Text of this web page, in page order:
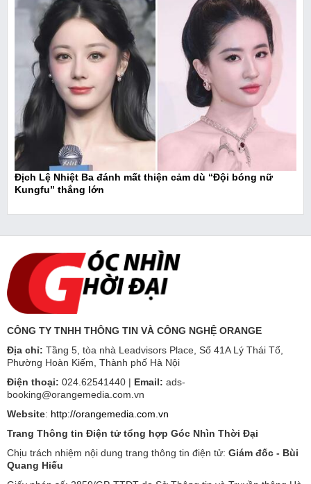
Địch Lệ Nhiệt Ba đánh mất thiện cảm dù “Đội bóng nữ
Kungfu” thắng lớn
CÔNG TY TNHH THÔNG TIN VÀ CÔNG NGHỆ ORANGE
Địa chỉ: Tầng 5, tòa nhà Leadvisors Place, Số 41A Lý Thái Tổ,
Phường Hoàn Kiếm, Thành phố Hà Nội
Điện thoại: 024.62541440 | Email: ads-
booking@orangemedia.com.vn
Website: http://orangemedia.com.vn
Trang Thông tin Điện tử tổng hợp Góc Nhìn Thời Đại
Chịu trách nhiệm nội dung trang thông tin điện tử: Giám đốc - Bùi
Quang Hiếu